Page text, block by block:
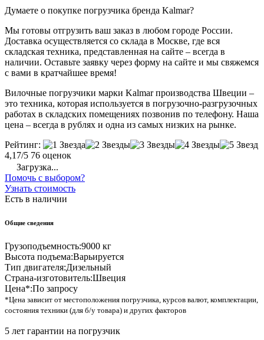
Думаете о покупке погрузчика бренда Kalmar?
Мы готовы отгрузить ваш заказ в любом городе России.
Доставка осуществляется со склада в Москве, где вся
складская техника, представленная на сайте – всегда в
наличии. Оставьте заявку через форму на сайте и мы свяжемся
с вами в кратчайшее время!
Вилочные погрузчики марки Kalmar производства Швеции –
это техника, которая используется в погрузочно-разгрузочных
работах в складских помещениях позвонив по телефону. Наша
цена – всегда в рублях и одна из самых низких на рынке.
Рейтинг:
4,17/5 76 оценок
Загрузка...
Помочь с выбором?
Узнать стоимость
Есть в наличии
Общие сведения
Грузоподъемность:9000 кг
Высота подъема:Варьируется
Тип двигателя:Дизельный
Страна-изготовитель:Швеция
Цена*:По запросу
*Цена зависит от местоположения погрузчика, курсов валют, комплектации,
состояния техники (для б/у товара) и других факторов
5 лет гарантии на погрузчик